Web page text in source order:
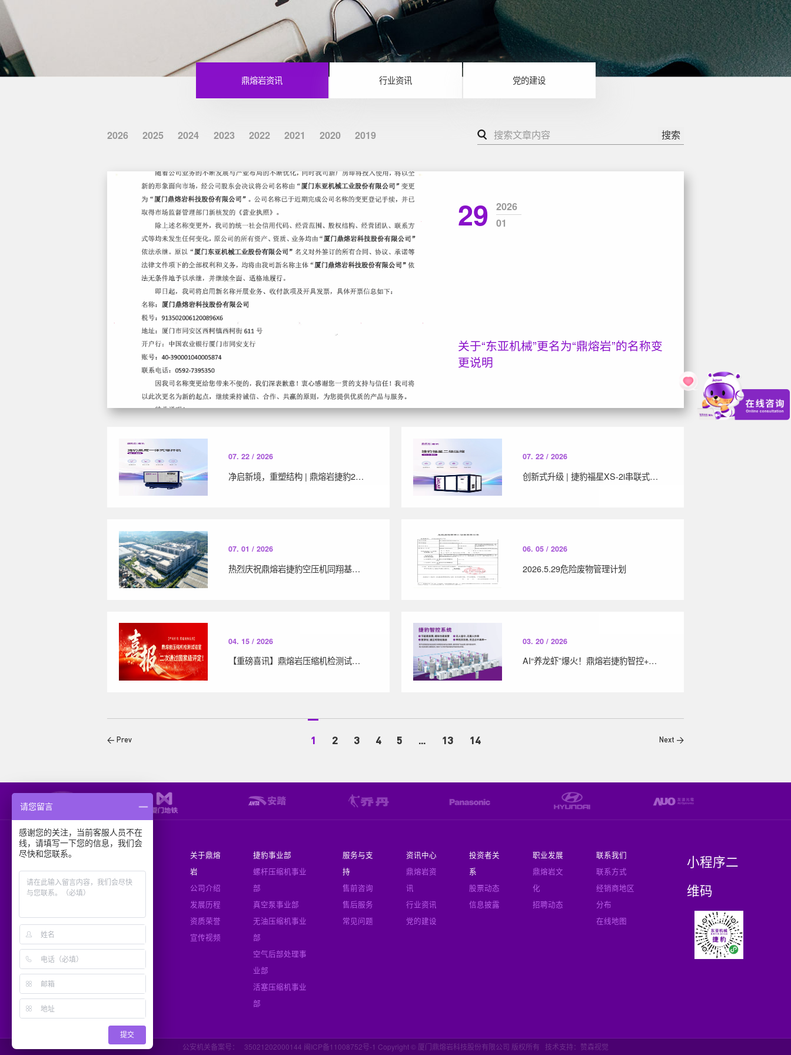
鼎熔岩资讯 行业资讯 党的建设
2026 2025 2024 2023 2022 2021 2020 2019 搜索
29
2026
01
关于“东亚机械”更名为“鼎熔岩”的名称变
更说明
07. 22 / 2026
净启新境，重塑结构 | 鼎熔岩捷豹2026年战略新品“LS双桶系列”全新上市
07. 22 / 2026
创新式升级 | 捷豹福星XS-2i串联式二级压缩系列
07. 01 / 2026
热烈庆祝鼎熔岩捷豹空压机同翔基地首批整机顺利下线
06. 05 / 2026
2026.5.29危险废物管理计划
04. 15 / 2026
【重磅喜讯】鼎熔岩压缩机检测试验室二次通过国家级评定！
03. 20 / 2026
AI“养龙虾”爆火！鼎熔岩捷豹智控+一级空压机站，赋能工业制造智能化升级
< Prev 1 2 3 4 5 ... 13 14 Next >
全国服务电话：
400-611-3080
mail.jaguar-compressor.com
友情链接
页
关于鼎熔
岩
公司介绍
发展历程
资质荣誉
宣传视频
捷豹事业部
螺杆压缩机事业
部
真空泵事业部
无油压缩机事业
部
空气后部处理事
业部
活塞压缩机事业
部
服务与支
持
售前咨询
售后服务
常见问题
资讯中心
鼎熔岩资
讯
行业资讯
党的建设
投资者关
系
股票动态
信息披露
职业发展
鼎熔岩文
化
招聘动态
联系我们
联系方式
经销商地区
分布
在线地图
小程序二
维码
公安机关备案号： 35021202000144 闽ICP备11008752号-1 Copyright © 厦门鼎熔岩科技股份有限公司 版权所有 技术支持：赞森视觉
请您留言
感谢您的关注，当前客服人员不在
线，请填写一下您的信息，我们会
尽快和您联系。
提交